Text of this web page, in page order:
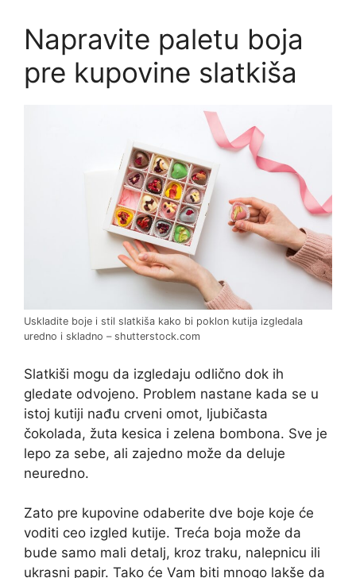
Napravite paletu boja
pre kupovine slatkiša
Uskladite boje i stil slatkiša kako bi poklon kutija izgledala
uredno i skladno – shutterstock.com
Slatkiši mogu da izgledaju odlično dok ih
gledate odvojeno. Problem nastane kada se u
istoj kutiji nađu crveni omot, ljubičasta
čokolada, žuta kesica i zelena bombona. Sve je
lepo za sebe, ali zajedno može da deluje
neuredno.
Zato pre kupovine odaberite dve boje koje će
voditi ceo izgled kutije. Treća boja može da
bude samo mali detalj, kroz traku, nalepnicu ili
ukrasni papir. Tako će Vam biti mnogo lakše da